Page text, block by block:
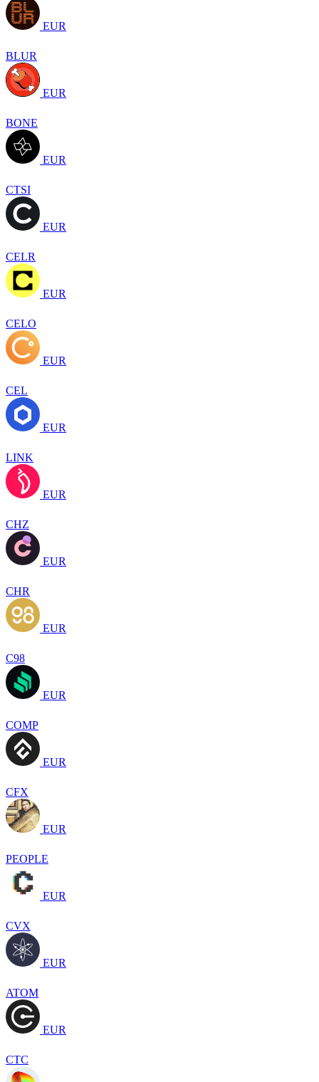
EUR
BLUR
EUR
BONE
EUR
CTSI
EUR
CELR
EUR
CELO
EUR
CEL
EUR
LINK
EUR
CHZ
EUR
CHR
EUR
C98
EUR
COMP
EUR
CFX
EUR
PEOPLE
EUR
CVX
EUR
ATOM
EUR
CTC